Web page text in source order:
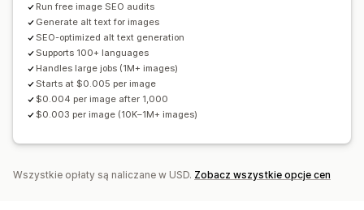
Run free image SEO audits
Generate alt text for images
SEO-optimized alt text generation
Supports 100+ languages
Handles large jobs (1M+ images)
Starts at $0.005 per image
$0.004 per image after 1,000
$0.003 per image (10K–1M+ images)
Wszystkie opłaty są naliczane w USD. Zobacz wszystkie opcje cen